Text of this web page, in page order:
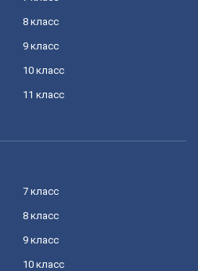
8 класс
9 класс
10 класс
11 класс
7 класс
8 класс
9 класс
10 класс